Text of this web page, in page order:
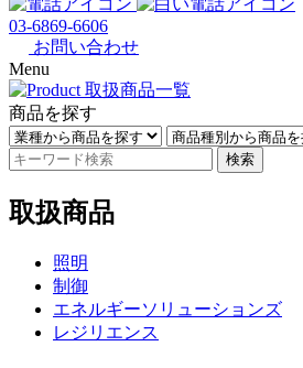
03-6869-6606
お問い合わせ
Menu
商品を探す
検索
取扱商品
照明
制御
エネルギーソリューションズ
レジリエンス